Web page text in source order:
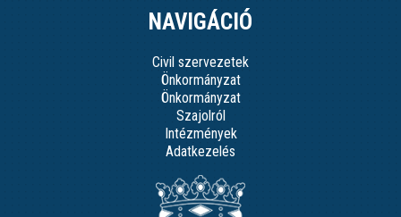
NAVIGÁCIÓ
Civil szervezetek
Önkormányzat
Önkormányzat
Szajolról
Intézmények
Adatkezelés